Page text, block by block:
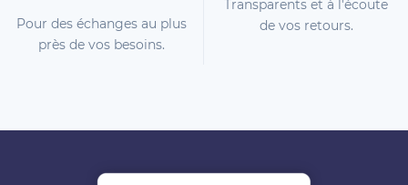
Pour des échanges au plus
près de vos besoins.
Transparents et à l'écoute
de vos retours.